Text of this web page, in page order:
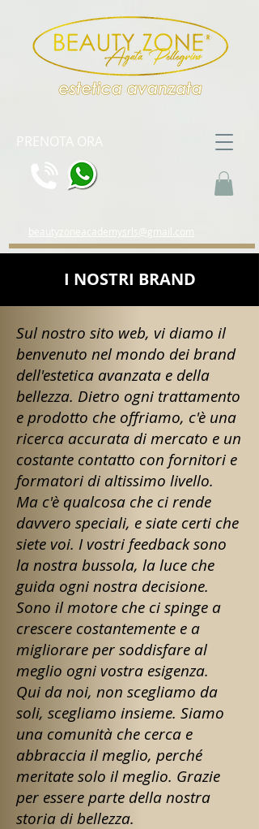
PRENOTA ORA
beautyzoneacademysrls@gmail.com
I NOSTRI BRAND
Sul nostro sito web, vi diamo il
benvenuto nel mondo dei brand
dell'estetica avanzata e della
bellezza. Dietro ogni trattamento
e prodotto che offriamo, c'è una
ricerca accurata di mercato e un
costante contatto con fornitori e
formatori di altissimo livello.
Ma c'è qualcosa che ci rende
davvero speciali, e siate certi che
siete voi. I vostri feedback sono
la nostra bussola, la luce che
guida ogni nostra decisione.
Sono il motore che ci spinge a
crescere costantemente e a
migliorare per soddisfare al
meglio ogni vostra esigenza.
Qui da noi, non scegliamo da
soli, scegliamo insieme. Siamo
una comunità che cerca e
abbraccia il meglio, perché
meritate solo il meglio. Grazie
per essere parte della nostra
storia di bellezza.